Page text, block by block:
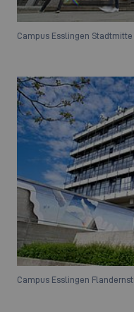
Campus Esslingen Stadtmitte
Campus Esslingen